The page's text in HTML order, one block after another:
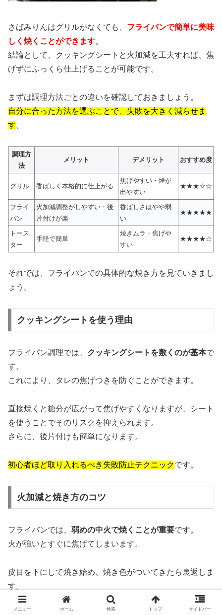
さばみりんはグリルがなくても、 フライパンで簡単に美味
しく焼くことができます。
結論として、クッキングシートと火加減を工夫すれば、焦
げずにふっくら仕上げることが可能です。
まずは調理方法ごとの違いを確認しておきましょう。
自分に合った方法を選ぶことで、失敗を大きく減らせま
す。
調理方
法
メリット デメリット おすすめ度
グリル 香ばしく本格的に仕上がる
焦げやすい・煙が
出やすい
★★★☆☆
フライ
パン
火加減調整がしやすい・後
片付けが楽
香ばしさはやや弱
い
★★★★★
トース
ター
手軽で簡単
焼きムラ・焦げや
すい
★★★★☆
それでは、フライパンでの具体的な焼き方を見ていきまし
ょう。
クッキングシートを使う理由
フライパン調理では、 クッキングシートを敷くのが基本で
す。
これにより、タレの焦げつきを防ぐことができます。
直接焼くと糖分が広がって焦げやすくなりますが、シート
を使うことでそのリスクを抑えられます。
さらに、後片付けも簡単になります。
初心者ほど取り入れるべき失敗防止テクニックです。
火加減と焼き方のコツ
フライパンでは、 弱めの中火で焼くことが重要です。
火が強いとすぐに焦げてしまいます。
皮目を下にして焼き始め、焼き色がついてきたら裏返しま
す。
裏返した後は、じっくり火を通していきましょう。
メニュー ホーム 検索 トップ サイドバー